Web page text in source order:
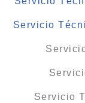
Servicio
Servicio